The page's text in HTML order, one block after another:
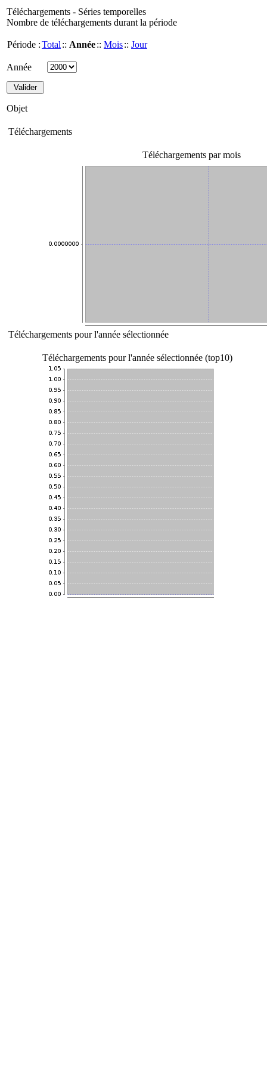
Téléchargements - Séries temporelles
Nombre de téléchargements durant la période
Période :Total :: Année:: Mois:: Jour
Année
Objet
Téléchargements
Téléchargements par mois
Téléchargements pour l'année sélectionnée
Téléchargements pour l'année sélectionnée (top10)